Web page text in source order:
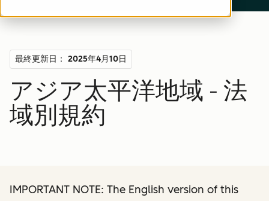
最終更新日： 2025年4月10日
アジア太平洋地域 - 法
域別規約
IMPORTANT NOTE: The English version of this